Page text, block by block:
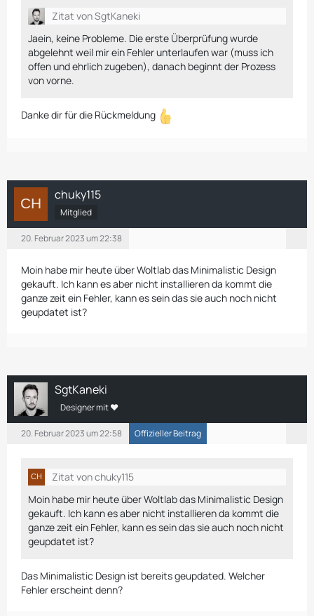
Zitat von SgtKaneki
Jaein, keine Probleme. Die erste Überprüfung wurde
abgelehnt weil mir ein Fehler unterlaufen war (muss ich
offen und ehrlich zugeben), danach beginnt der Prozess
von vorne.
Danke dir für die Rückmeldung
chuky115
Mitglied
20. Februar 2023 um 22:38
Moin habe mir heute über Woltlab das Minimalistic Design
gekauft. Ich kann es aber nicht installieren da kommt die
ganze zeit ein Fehler, kann es sein das sie auch noch nicht
geupdatet ist?
SgtKaneki
Designer mit ❤
20. Februar 2023 um 22:58 Offizieller Beitrag
Zitat von chuky115
Moin habe mir heute über Woltlab das Minimalistic Design
gekauft. Ich kann es aber nicht installieren da kommt die
ganze zeit ein Fehler, kann es sein das sie auch noch nicht
geupdatet ist?
Das Minimalistic Design ist bereits geupdated. Welcher
Fehler erscheint denn?